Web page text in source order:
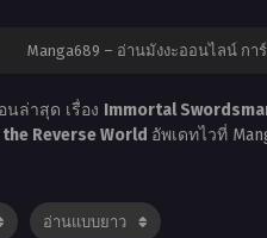
Manga689 – อ่านมังงะออนไลน์ กา
ล่าสุด เรื่อง Immortal
Reverse World อัพเดทไวที่